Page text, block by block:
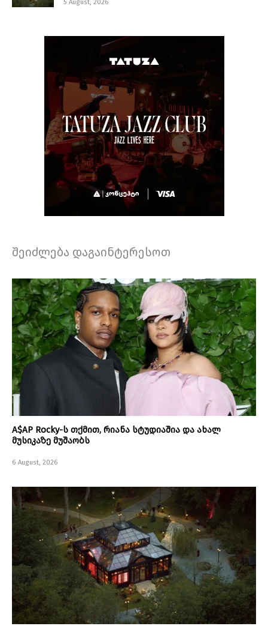
5 August, 2026
შეიძლება დაგაინტერესოთ
A$AP Rocky-ს თქმით, რიანა სტუდიაშია და ახალ
მუსიკაზე მუშაობს
6 August, 2026